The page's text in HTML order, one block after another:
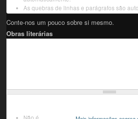
As quebras de linhas e parágrafos são
Conte-nos um pouco sobre si mesmo.
Obras literárias